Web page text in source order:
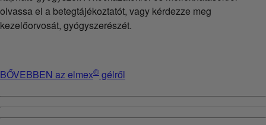
olvassa el a betegtájékoztatót, vagy kérdezze meg
kezelőorvosát, gyógyszerészét.
BŐVEBBEN az elmex® gélről